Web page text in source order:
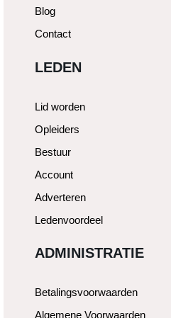
Blog
Contact
LEDEN
Lid worden
Opleiders
Bestuur
Account
Adverteren
Ledenvoordeel
ADMINISTRATIE
Betalingsvoorwaarden
Algemene Voorwaarden